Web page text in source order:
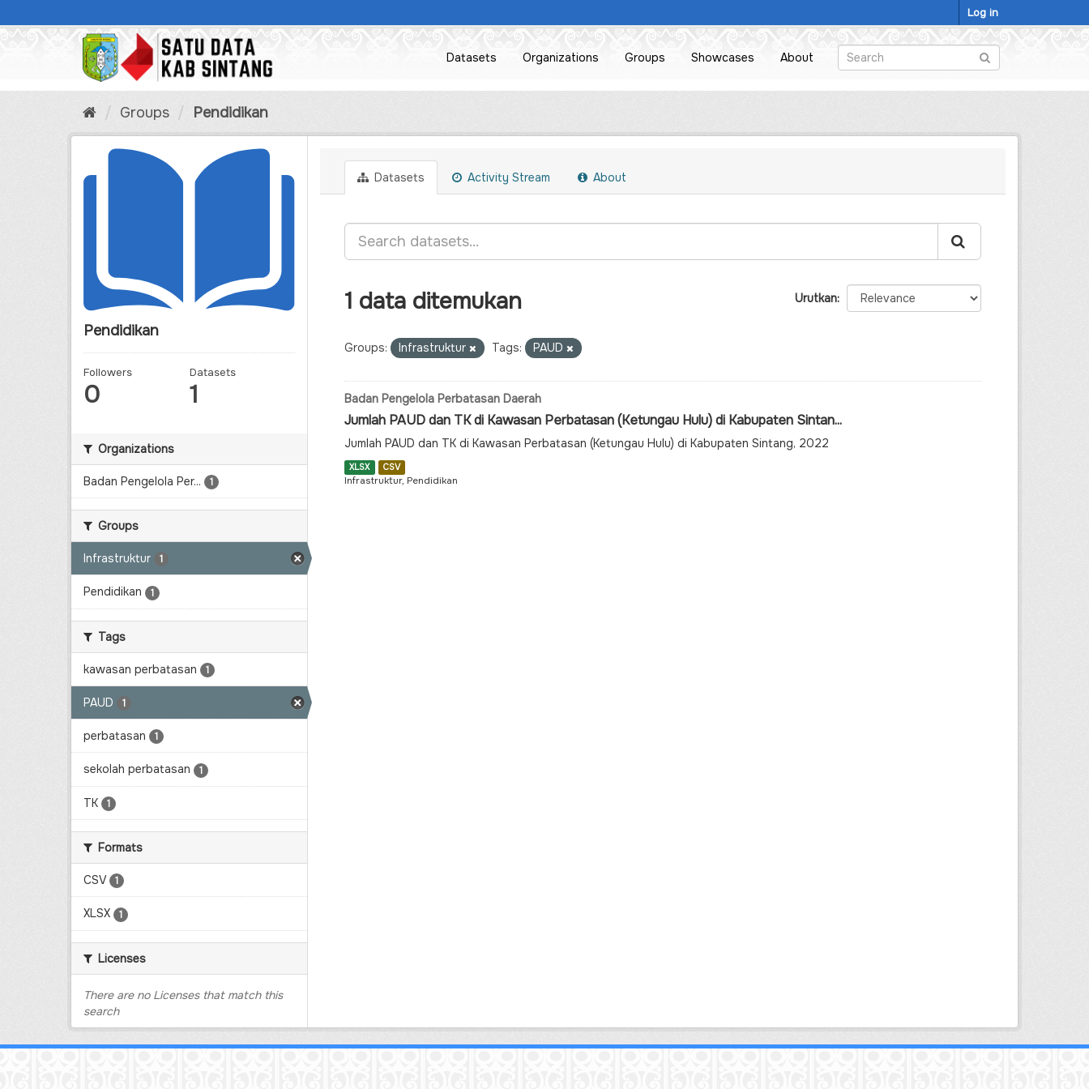
to
Log in
Datasets Organizations Groups Showcases About
Groups Pendidikan
Pendidikan
Followers
0
Datasets
1
Organizations
Badan Pengelola Per... 1
Groups
Infrastruktur 1
Pendidikan 1
Tags
kawasan perbatasan 1
PAUD 1
perbatasan 1
sekolah perbatasan 1
TK 1
Formats
CSV 1
XLSX 1
Licenses
There are no Licenses that match this
search
Datasets Activity Stream About
Urutkan
1 data ditemukan
Groups: Infrastruktur Tags: PAUD
Badan Pengelola Perbatasan Daerah
Jumlah PAUD dan TK di Kawasan Perbatasan (Ketungau Hulu) di Kabupaten Sintan...
Jumlah PAUD dan TK di Kawasan Perbatasan (Ketungau Hulu) di Kabupaten Sintang, 2022
XLSX CSV
Infrastruktur, Pendidikan